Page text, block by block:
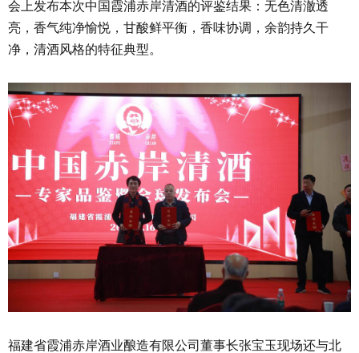
会上发布本次中国霞浦赤岸清酒的评鉴结果：无色清澈透
亮，香气纯净愉悦，甘酸鲜平衡，香味协调，余韵持久干
净，清酒风格的特征典型。
福建省霞浦赤岸酒业酿造有限公司董事长张宝玉现场还与北